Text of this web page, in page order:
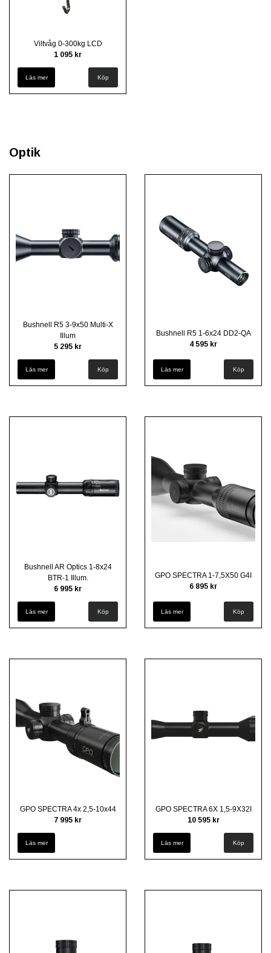
Viltvåg 0-300kg LCD
1 095 kr
Läs mer
Optik
Bushnell R5 3-9x50 Multi-X
Illum
5 295 kr
Läs mer
Bushnell R5 1-6x24 DD2-QA
4 595 kr
Läs mer
Bushnell AR Optics 1-8x24
BTR-1 Illum.
6 995 kr
Läs mer
GPO SPECTRA 1-7,5X50 G4I
6 895 kr
Läs mer
GPO SPECTRA 4x 2,5-10x44
7 995 kr
Läs mer
GPO SPECTRA 6X 1,5-9X32I
10 595 kr
Läs mer